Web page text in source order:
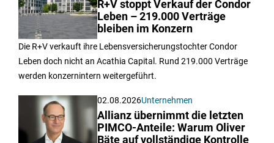
R+V stoppt Verkauf der Condor
Leben – 219.000 Verträge
bleiben im Konzern
Die R+V verkauft ihre Lebensversicherungstochter Condor
Leben doch nicht an Acathia Capital. Rund 219.000 Verträge
werden konzernintern weitergeführt.
02.08.2026Unternehmen
Allianz übernimmt die letzten
PIMCO-Anteile: Warum Oliver
Bäte auf vollständige Kontrolle